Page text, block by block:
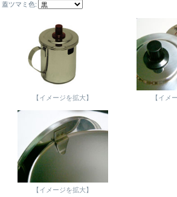
蓋ツマミ色:
【イメージを拡大】 【イメ
【イメージを拡大】